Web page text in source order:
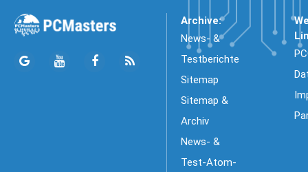
Archive:
News- &
Testberichte
Sitemap
Sitemap &
Archiv
News- &
Test-Atom-